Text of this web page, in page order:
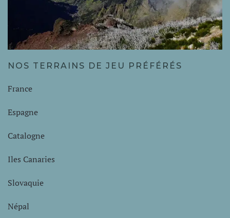
NOS TERRAINS DE JEU PRÉFÉRÉS
France
Espagne
Catalogne
Iles Canaries
Slovaquie
Népal